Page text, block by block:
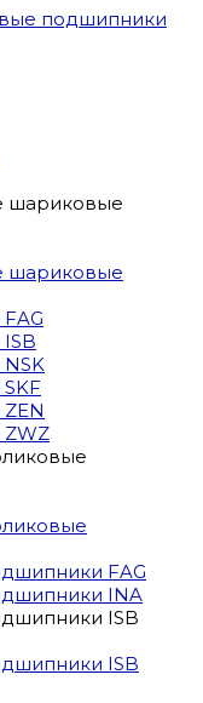
подшипники
шариковые
шариковые
FAG
INA
ISB
ISB